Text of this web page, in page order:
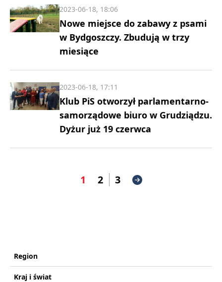
Nowe miejsce do zabawy z psami
w Bydgoszczy. Zbudują w trzy
miesiące
2023-06-18, 18:06
Klub PiS otworzył parlamentarno-
samorządowe biuro w Grudziądzu.
Dyżur już 19 czerwca
2023-06-18, 17:11
1 2 3
Region
Kraj i świat